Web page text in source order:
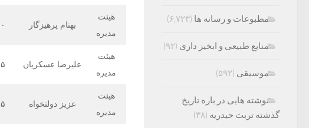
هیئت
مدیره
بهنام پرهیزگار
هیئت
مدیره
علیرضا عسکریان
هیئت
مدیره
عزیز دولتخواه
مطبوعات و رسانه ها (۶,۷۲۳)
منابع طبیعی و ابخیز داری (۹۲)
موسیقی (۵۹۲)
نوشته هایی در باره تاریخ
گذشته تربت حیدریه (۳۸)